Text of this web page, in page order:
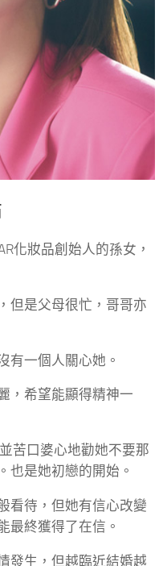
化妝品創始人的孫女，
但是父母很忙，哥哥亦
有一個人關心她。
，希望能顯得精神一
苦口婆心地勸她不要那
也是她初戀的開始。
看待，但她有信心改變
最終獲得了在信。
發生，但越臨近結婚越